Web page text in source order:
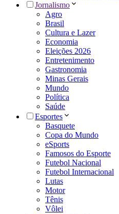
Jornalismo
Agro
Brasil
Cultura e Lazer
Economia
Eleições 2026
Entretenimento
Gastronomia
Minas Gerais
Mundo
Política
Saúde
Esportes
Basquete
Copa do Mundo
eSports
Famosos do Esporte
Futebol Nacional
Futebol Internacional
Lutas
Motor
Tênis
Vôlei